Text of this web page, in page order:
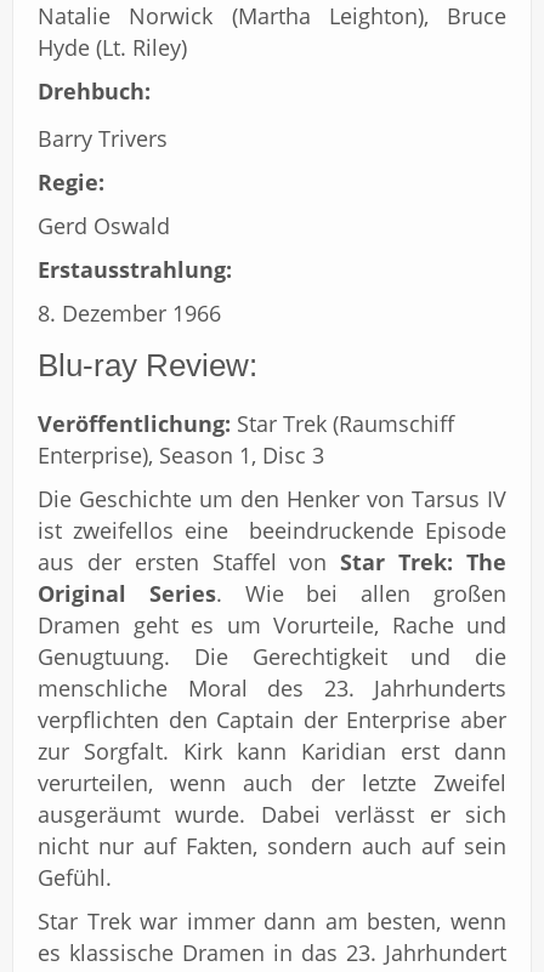
Natalie Norwick (Martha Leighton), Bruce
Hyde (Lt. Riley)
Drehbuch:
Barry Trivers
Regie:
Gerd Oswald
Erstausstrahlung:
8. Dezember 1966
Blu-ray Review:
Veröffentlichung: Star Trek (Raumschiff
Enterprise), Season 1, Disc 3
Die Geschichte um den Henker von Tarsus IV
ist zweifellos eine beeindruckende Episode
aus der ersten Staffel vonStar Trek: The
Original Series. Wie bei allen großen
Dramen geht es um Vorurteile, Rache und
Genugtuung. Die Gerechtigkeit und die
menschliche Moral des 23. Jahrhunderts
verpflichten den Captain der Enterprise aber
zur Sorgfalt. Kirk kann Karidian erst dann
verurteilen, wenn auch der letzte Zweifel
ausgeräumt wurde. Dabei verlässt er sich
nicht nur auf Fakten, sondern auch auf sein
Gefühl.
Star Trek war immer dann am besten, wenn
es klassische Dramen in das 23. Jahrhundert